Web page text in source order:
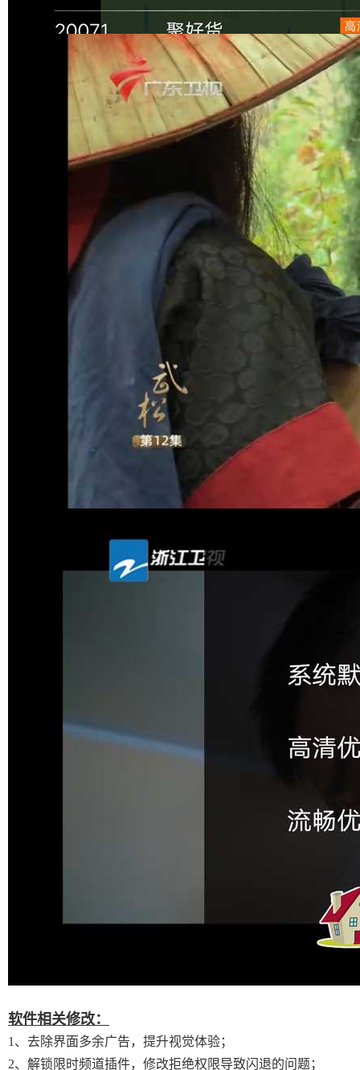
软件相关修改：
1、去除界面多余广告，提升视觉体验；
2、解锁限时频道插件，修改拒绝权限导致闪退的问题；